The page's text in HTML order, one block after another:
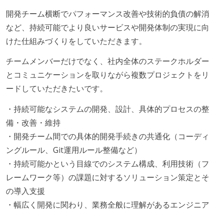
開発チーム横断でパフォーマンス改善や技術的負債の解消
など、持続可能でより良いサービスや開発体制の実現に向
けた仕組みづくりをしていただきます。
チームメンバーだけでなく、社内全体のステークホルダー
とコミュニケーションを取りながら複数プロジェクトをリ
ードしていただきたいです。
・持続可能なシステムの開発、設計、具体的プロセスの整
備・改善・維持
・開発チーム間での具体的開発手続きの共通化（コーディ
ングルール、Git運用ルール整備など）
・持続可能かという目線でのシステム構成、利用技術（フ
レームワーク等）の課題に対するソリューション策定とそ
の導入支援
・幅広く開発に関わり、業務全般に理解があるエンジニア